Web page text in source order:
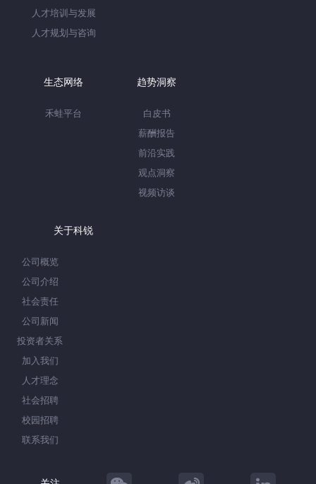
人才培训与发展
人才规划与咨询
生态网络
禾蛙平台
趋势洞察
白皮书
薪酬报告
前沿实践
观点洞察
视频访谈
关于科锐
公司概览
公司介绍
社会责任
公司新闻
投资者关系
加入我们
人才理念
社会招聘
校园招聘
联系我们